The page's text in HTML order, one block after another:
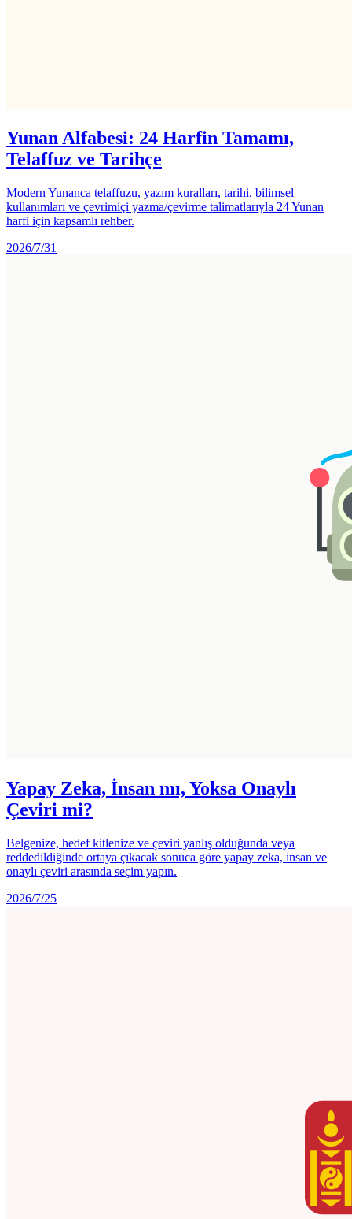
Yunan Alfabesi: 24 Harfin Tamamı,
Telaffuz ve Tarihçe
Modern Yunanca telaffuzu, yazım kuralları, tarihi, bilimsel
kullanımları ve çevrimiçi yazma/çevirme talimatlarıyla 24 Yunan
harfi için kapsamlı rehber.
2026/7/31
Yapay Zeka, İnsan mı, Yoksa Onaylı
Çeviri mi?
Belgenize, hedef kitlenize ve çeviri yanlış olduğunda veya
reddedildiğinde ortaya çıkacak sonuca göre yapay zeka, insan ve
onaylı çeviri arasında seçim yapın.
2026/7/25